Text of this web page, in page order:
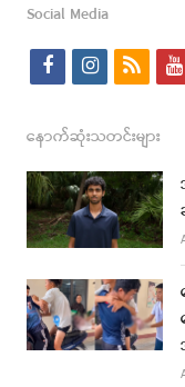
Social Media
f
c
e
b
o
o
k
i
s
t
a
g
r
a
m
r
s
y
နောက်ဆုံးသတင်းများ